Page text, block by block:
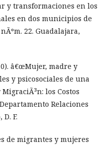
y transformaciones en los
en dos municipios de
22. Guadalajara,
â€œMujer, madre y
y psicosociales de una
los Costos
Relaciones
F.
de migrantes y mujeres